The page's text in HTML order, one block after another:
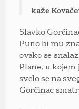
kaže
Slavko
Puno bi mu
ovako se
Plane, u kojem
svelo se na
Gorčinac